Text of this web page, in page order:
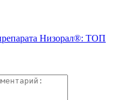
Низорал®: ТОП